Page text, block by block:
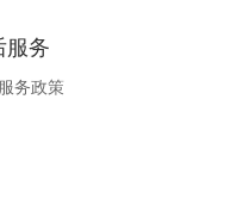
服务
务政策